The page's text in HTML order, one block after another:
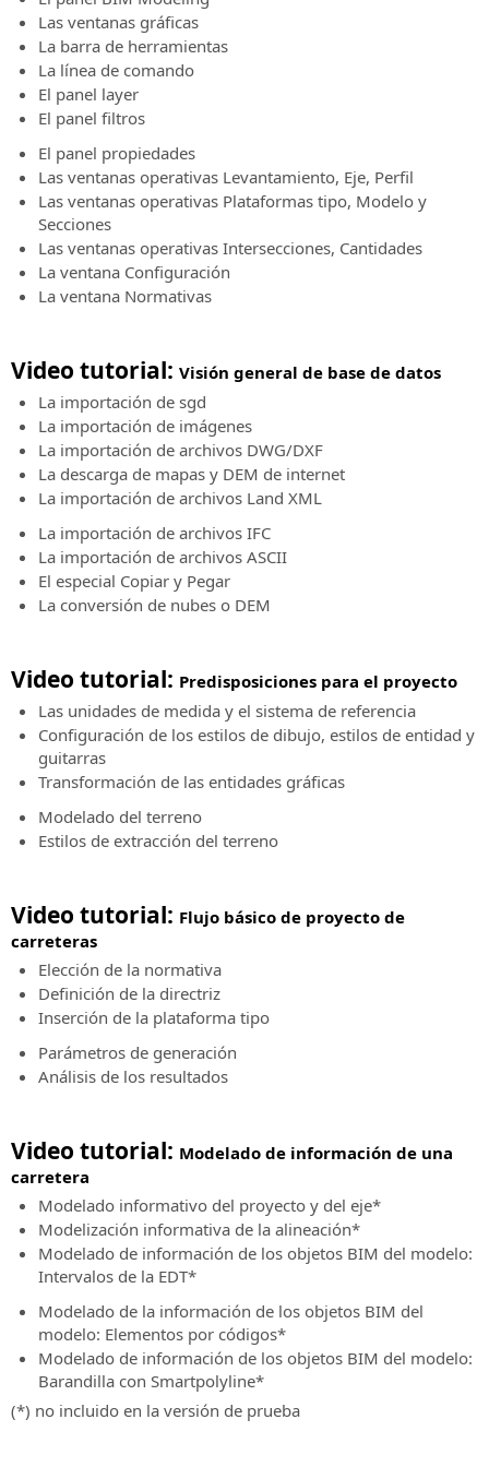
Software
BIM
para
el
proyecto
de
ferrocarriles
carreteras
SierraSoft
Roads
Design
Studio
para
el
proyecto
carreteras
hidráulica
SierraSoft
Rails
Software
el
proyecto
de
ferrocarriles
SierraSoft
Software
BIM
proyecto
de
carreteras
autopistas
SierraSoft
Hydro
para
el
proyecto
de
hidráulica
SierraSoft
Design
Studio
Software
BIM
para
la
verificación
de
información
Soporte
técnico
Características
del
servicio
Solicitud
soporte
técnico
Atención
al
cliente
cliente
pedidos,
facturas,
licencias
y
productos
sin
Subscription
SierraSoft
Training
online
en
vivo
y
diferidos
Coaching
Servicio
personalizado
de
forma
remota
SierraSoft
Consulting
Consulta
con
la
implementación
y
uso
de
soluciones
SierraSoft
BIM
Accelerator
Servicio
de
Eventos
presenciales
Toda
la
información
los
próximos
eventos
presenciales
Eventos
“Online
Toda
información
sobre
los
próximos
eventos
“Online
Live”
Métodos
de
pago
aceptados:
de
prueba
y
pruebe
su
Cómpralo
Las ventanas gráficas
La barra de herramientas
La línea de comando
El panel layer
El panel filtros
El panel propiedades
Las ventanas operativas Levantamiento, Eje, Perfil
Las ventanas operativas Plataformas tipo, Modelo y
Secciones
Las ventanas operativas Intersecciones, Cantidades
La ventana Configuración
La ventana Normativas
Video tutorial: Visión general de base de datos
La importación de sgd
La importación de imágenes
La importación de archivos DWG/DXF
La descarga de mapas y DEM de internet
La importación de archivos Land XML
La importación de archivos IFC
La importación de archivos ASCII
El especial Copiar y Pegar
La conversión de nubes o DEM
Video tutorial: Predisposiciones para el proyecto
Las unidades de medida y el sistema de referencia
Configuración de los estilos de dibujo, estilos de entidad y
guitarras
Transformación de las entidades gráficas
Modelado del terreno
Estilos de extracción del terreno
Video tutorial: Flujo básico de proyecto de
carreteras
Elección de la normativa
Definición de la directriz
Inserción de la plataforma tipo
Parámetros de generación
Análisis de los resultados
Video tutorial: Modelado de información de una
carretera
Modelado informativo del proyecto y del eje*
Modelización informativa de la alineación*
Modelado de información de los objetos BIM del modelo:
Intervalos de la EDT*
Modelado de la información de los objetos BIM del
modelo: Elementos por códigos*
Modelado de información de los objetos BIM del modelo:
Barandilla con Smartpolyline*
(*) no incluido en la versión de prueba